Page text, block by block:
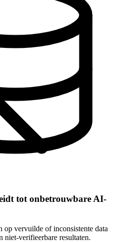
tot onbetrouwbare AI-
vervuilde of inconsistente data
niet-verifieerbare resultaten.